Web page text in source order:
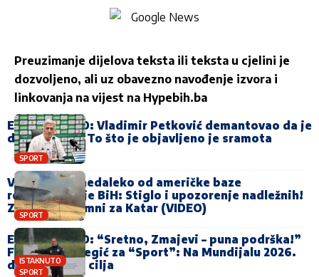
Preuzimanje dijelova teksta ili teksta u cjelini je
dozvoljeno, ali uz obavezno navođenje izvora i
linkovanja na vijest na Hypebih.ba
SPORT
EKSKLUZIVNO: Vladimir Petković demantovao da je
dobio otkaz: To što je objavljeno je sramota
SPORT
Veliki požar nedaleko od američke baze
reprezentacije BiH: Stiglo i upozorenje nadležnih!
Zmajevi spremni za Katar (VIDEO)
ISTAKNUTO
SPORT
EKSKLUZIVNO: “Sretno, Zmajevi – puna podrška!”
Faruk Hadžibegić za “Sport”: Na Mundijalu 2026.
doći ćemo do cilja